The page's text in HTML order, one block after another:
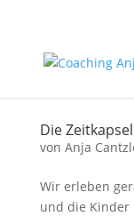
Die
von Anja
Wir erleben
und die Kinder